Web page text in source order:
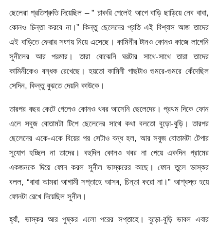
ছেলেরা প্রতিশ্রুতি দিয়েছিল – ” চাকরি পেলেই আগে বাড়ি ছাড়িয়ে নেব বাবা,
কোনও চিন্তা করবে না।” কিন্তু ছেলেদের প্রতি এই বিশ্বাস আজ তাদের
এই বাড়িতে ফেরার সংশয় নিয়ে এসেছে। কামিনীর টানও কোনও কাজে লাগেনি
সুনীলের আর পরমার। তারা বোঝেনি ঘরটার সাথে-সাথে তারা তাদের
কামিনীকেও বন্ধক রেখেছে। হয়তো কামিনী গাছটাও গুমরে-গুমরে কেঁদেছিল
সেদিন, কিন্তু বুঝতে দেয়নি কাউকে।
তারপর বছর কেটে গেলেও কোনও খবর আসেনি ছেলেদের। প্রথম দিকে ফোন
এলে সবুজ বোতামটা টিপে ছেলেদের সাথে কথা বলতো বুড়ো-বুড়ি। তারপর
ছেলেদের একে-একে বিয়ের পর সেটাও বন্ধ হল, আর সবুজ বোতামটা টেপার
সুযোগ হচ্ছিল না তাদের। বহুদিন কোনও খবর না পেয়ে একদিন গ্রামের
একজনকে দিয়ে ফোন করল সুনীল ভাস্করের কাছে। ফোন তুলে ভাস্কর
বলল, “বাবা আমরা আগামী সপ্তাহে আসব, চিন্তা করো না।” আশ্বস্ত হয়ে
ফোনটা রেখে দিয়েছিল সুনীল।
হ্যাঁ, ভাস্কর আর পুষ্কর এলো পরের সপ্তাহে। বুড়ো-বুড়ি ভাবল এবার